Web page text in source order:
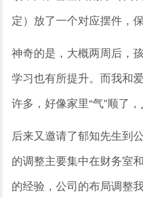
定）放了一个对应摆件，
神奇的是，大概两周后，
学习也有所提升。而我和
许多，好像家里“气”顺了
后来又邀请了郁知先生到
的调整主要集中在财务室
的经验，公司的布局调整